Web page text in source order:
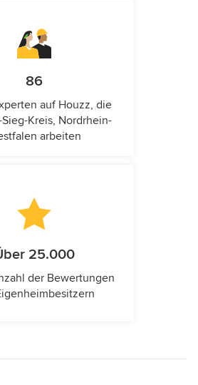
86
auf Houzz, die
Kreis, Nordrhein-
arbeiten
25.000
der Bewertungen